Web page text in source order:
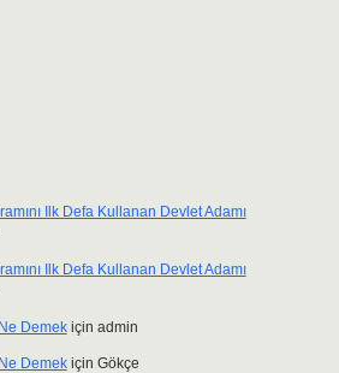
Ilk Defa Kullanan Devlet Adamı
Ilk Defa Kullanan Devlet Adamı
Demekiçin admin
Demekiçin Gökçe